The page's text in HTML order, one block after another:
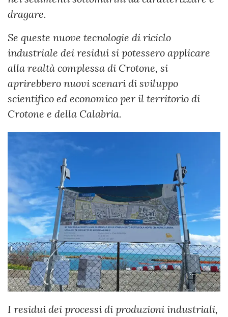
dragare.
Se queste nuove tecnologie di riciclo
industriale dei residui si potessero applicare
alla realtà complessa di Crotone, si
aprirebbero nuovi scenari di sviluppo
scientifico ed economico per il territorio di
Crotone e della Calabria.
I residui dei processi di produzioni industriali,